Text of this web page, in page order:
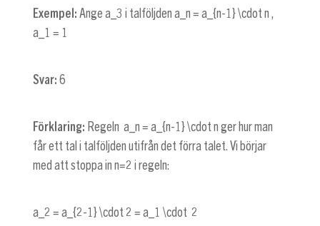
Exempel: Ange a_3 i talföljden a_n = a_{n-1} \cdot n
a_1 = 1
Svar: 6
Förklaring: Regeln a_n = a_{n-1} \cdot n ger hur man
får ett tal i talföljden utifrån det förra talet. Vi börjar
med att stoppa in n=2 i regeln:
a_2 = a_{2-1} \cdot 2 = a_1 \cdot 2